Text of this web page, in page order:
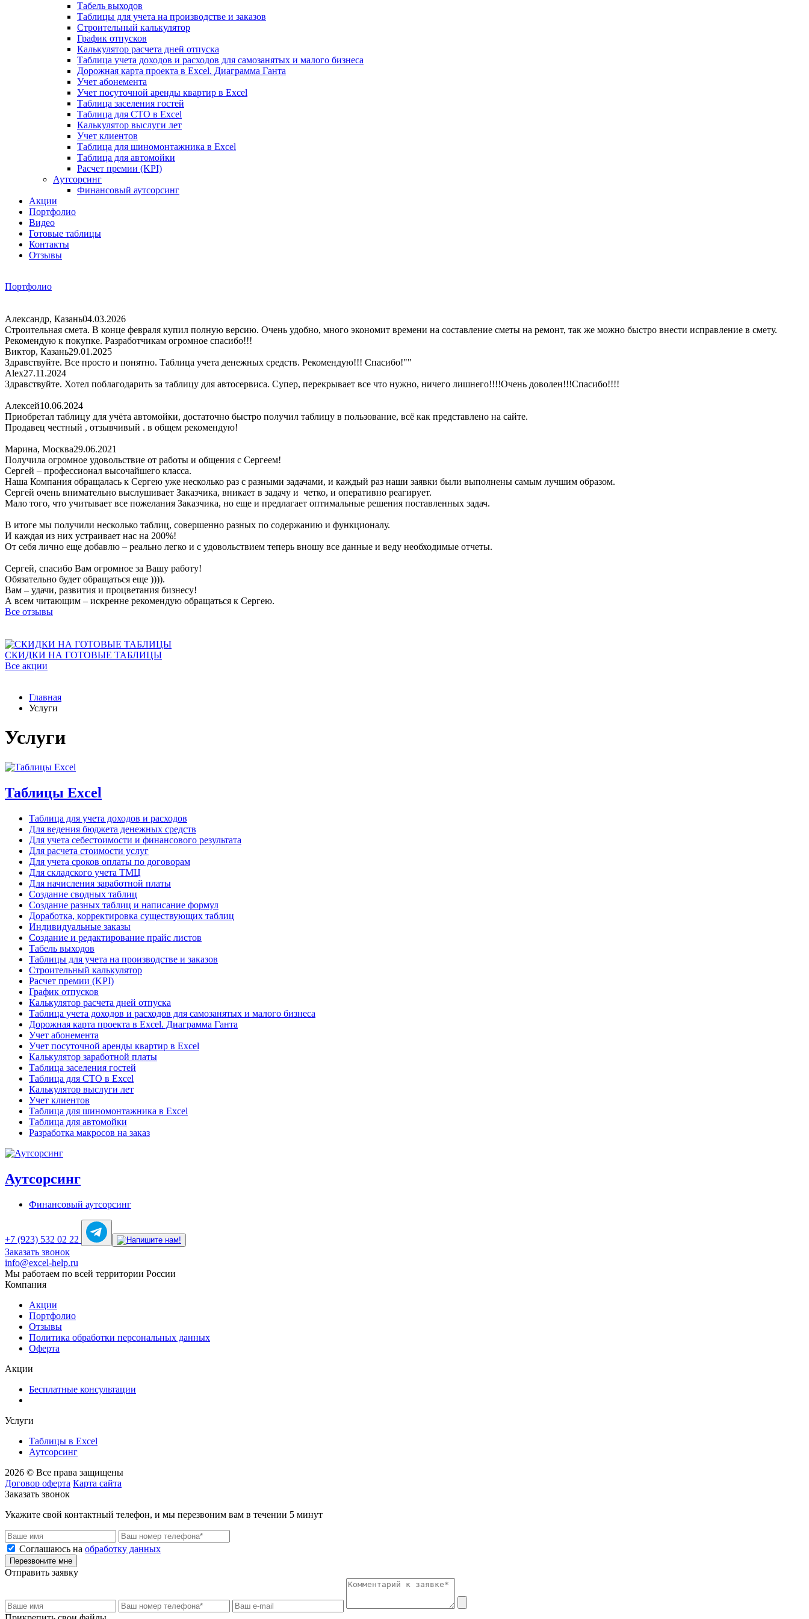
Табель выходов
Таблицы для учета на производстве и заказов
Строительный калькулятор
График отпусков
Калькулятор расчета дней отпуска
Таблица учета доходов и расходов для самозанятых и малого бизнеса
Дорожная карта проекта в Excel. Диаграмма Ганта
Учет абонемента
Учет посуточной аренды квартир в Excel
Таблица заселения гостей
Таблица для СТО в Excel
Калькулятор выслуги лет
Учет клиентов
Таблица для шиномонтажника в Excel
Таблица для автомойки
Расчет премии (KPI)
Аутсорсинг
Финансовый аутсорсинг
Акции
Портфолио
Видео
Готовые таблицы
Контакты
Отзывы
Портфолио
Александр, Казань04.03.2026
Строительная смета. В конце февраля купил полную версию. Очень удобно, много экономит времени на составление сметы на ремонт, так же можно быстро внести исправление в смету.
Рекомендую к покупке. Разработчикам огромное спасибо!!!
Виктор, Казань29.01.2025
Здравствуйте. Все просто и понятно. Таблица учета денежных средств. Рекомендую!!! Спасибо!""
Alex27.11.2024
Здравствуйте. Хотел поблагодарить за таблицу для автосервиса. Супер, перекрывает все что нужно, ничего лишнего!!!!Очень доволен!!!Спасибо!!!!
Алексей10.06.2024
Приобретал таблицу для учёта автомойки, достаточно быстро получил таблицу в пользование, всё как представлено на сайте.
Продавец честный , отзывчивый . в общем рекомендую!
Марина, Москва29.06.2021
Получила огромное удовольствие от работы и общения с Сергеем!
Сергей – профессионал высочайшего класса.
Наша Компания обращалась к Сергею уже несколько раз с разными задачами, и каждый раз наши заявки были выполнены самым лучшим образом.
Сергей очень внимательно выслушивает Заказчика, вникает в задачу и четко, и оперативно реагирует.
Мало того, что учитывает все пожелания Заказчика, но еще и предлагает оптимальные решения поставленных задач.
В итоге мы получили несколько таблиц, совершенно разных по содержанию и функционалу.
И каждая из них устраивает нас на 200%!
От себя лично еще добавлю – реально легко и с удовольствием теперь вношу все данные и веду необходимые отчеты.
Сергей, спасибо Вам огромное за Вашу работу!
Обязательно будет обращаться еще )))).
Вам – удачи, развития и процветания бизнесу!
А всем читающим – искренне рекомендую обращаться к Сергею.
Все отзывы
СКИДКИ НА ГОТОВЫЕ ТАБЛИЦЫ
Все акции
Главная
Услуги
Услуги
Таблицы Excel
Таблица для учета доходов и расходов
Для ведения бюджета денежных средств
Для учета себестоимости и финансового результата
Для расчета стоимости услуг
Для учета сроков оплаты по договорам
Для складского учета ТМЦ
Для начисления заработной платы
Создание сводных таблиц
Создание разных таблиц и написание формул
Доработка, корректировка существующих таблиц
Индивидуальные заказы
Создание и редактирование прайс листов
Табель выходов
Таблицы для учета на производстве и заказов
Строительный калькулятор
Расчет премии (KPI)
График отпусков
Калькулятор расчета дней отпуска
Таблица учета доходов и расходов для самозанятых и малого бизнеса
Дорожная карта проекта в Excel. Диаграмма Ганта
Учет абонемента
Учет посуточной аренды квартир в Excel
Калькулятор заработной платы
Таблица заселения гостей
Таблица для СТО в Excel
Калькулятор выслуги лет
Учет клиентов
Таблица для шиномонтажника в Excel
Таблица для автомойки
Разработка макросов на заказ
Аутсорсинг
Финансовый аутсорсинг
+7 (923) 532 02 22
Заказать звонок
info@excel-help.ru
Мы работаем по всей территории России
Компания
Акции
Портфолио
Отзывы
Политика обработки персональных данных
Оферта
Акции
Бесплатные консультации
Услуги
Таблицы в Excel
Аутсорсинг
2026 © Все права защищены
Договор оферта Карта сайта
Заказать звонок
Укажите свой контактный телефон, и мы перезвоним вам в течении 5 минут
Соглашаюсь на обработку данных
Перезвоните мне
Отправить заявку